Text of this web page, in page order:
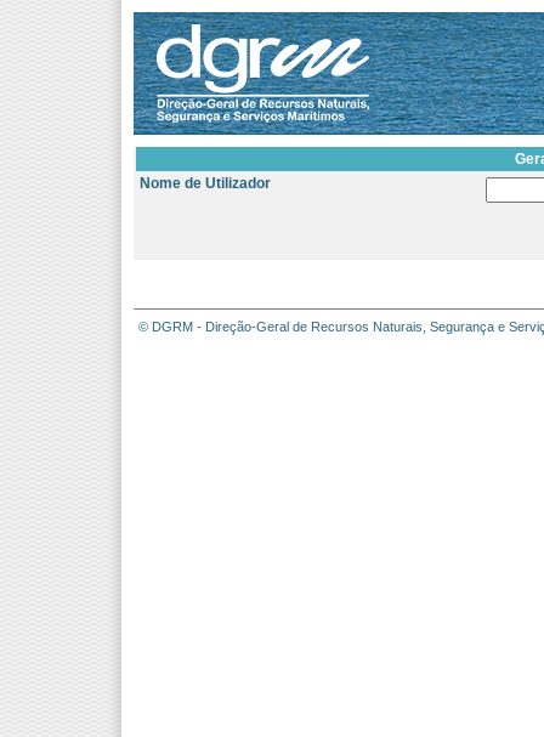
Nome de Utilizador
© DGRM - Direção-Geral de Recursos Naturais, Segurança e